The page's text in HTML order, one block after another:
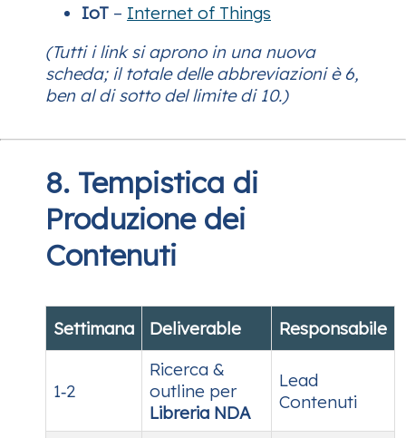
IoT – Internet of Things
(Tutti i link si aprono in una nuova
scheda; il totale delle abbreviazioni è 6,
ben al di sotto del limite di 10.)
8. Tempistica di
Produzione dei
Contenuti
Settimana Deliverable Responsabile
1‑2
Ricerca &
outline per
Libreria NDA
Lead
Contenuti